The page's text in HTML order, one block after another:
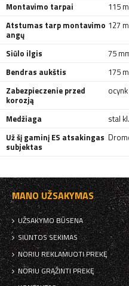
Montavimo tarpai
115
Atstumas tarp montavimo
angų
127
Siūlo ilgis
75
Bendras aukštis
175
Zabezpieczenie przed
korozją
Medžiaga
stal
Už šį gaminį ES atsakingas
subjektas
MANO UŽSAKYMAS
UŽSAKYMO BŪSENA
SIUNTOS SEKIMAS
NORIU REKLAMUOTI PREKĘ
NORIU GRĄŽINTI PREKĘ